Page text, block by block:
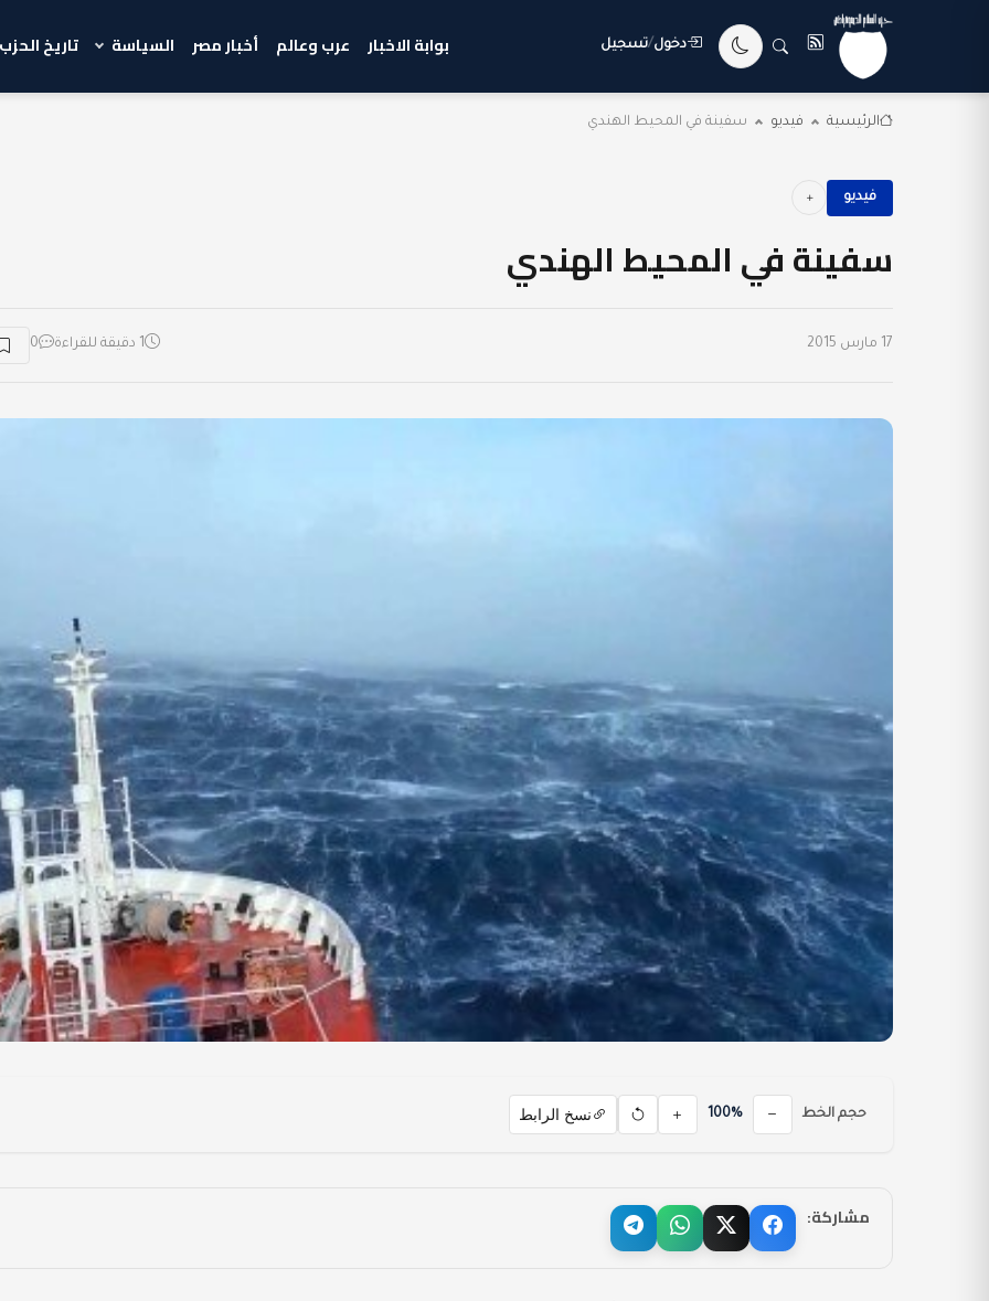
دخول/تسجيل بوابة الاخبار عرب وعالم أخبار مصر السياسة تاريخ الحزب
الرئيسية فيديو سفينة في المحيط الهندي
فيديو
سفينة في المحيط الهندي
17 مارس 2015 1 دقيقة للقراءة 0
حجم الخط 100% نسخ الرابط
مشاركة: